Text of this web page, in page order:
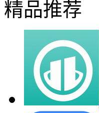
精品推荐